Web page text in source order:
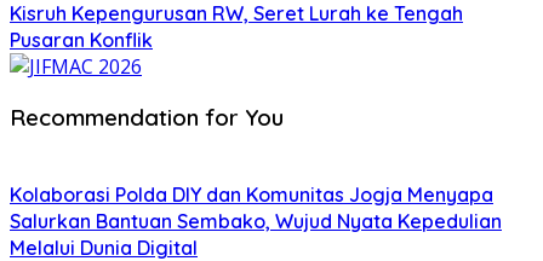
Kisruh Kepengurusan RW, Seret Lurah ke Tengah
Pusaran Konflik
Recommendation for You
Kolaborasi Polda DIY dan Komunitas Jogja Menyapa
Salurkan Bantuan Sembako, Wujud Nyata Kepedulian
Melalui Dunia Digital